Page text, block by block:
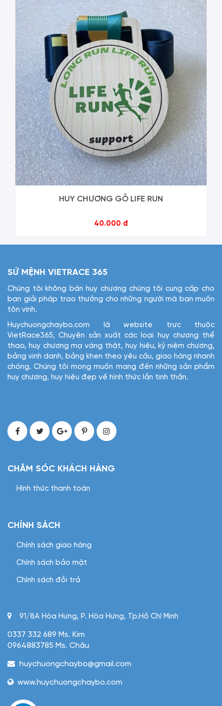
HUY CHƯƠNG GỖ LIFE RUN
40.000 đ
SỨ MỆNH VIETRACE 365
Chúng tôi không bán huy chương chúng tôi cung cấp cho
bạn giải pháp trao thưởng cho những người mà bạn muốn
tôn vinh.
Huychuongchaybo.com là website trực thuộc
VietRace365, Chuyên sản xuất các loại huy chương thể
thao, huy chương mạ vàng thật, huy hiệu, kỷ niệm chương,
bảng vinh danh, bảng khen theo yêu cầu, giao hàng nhanh
chóng. Chúng tôi mong muốn mang đến những sản phẩm
huy chương, huy hiệu đẹp về hình thức lẫn tinh thần.
CHĂM SÓC KHÁCH HÀNG
Hình thức thanh toán
CHÍNH SÁCH
Chính sách giao hàng
Chính sách bảo mật
Chính sách đỗi trả
91/8A Hòa Hưng, P. Hòa Hưng, Tp.Hồ Chí Minh
0337 332 689 Ms. Kim
0964883785 Ms. Châu
huychuongchaybo@gmail.com
www.huychuongchaybo.com